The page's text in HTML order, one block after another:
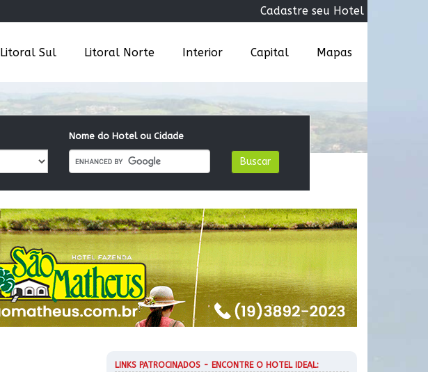
Cadastre seu Hotel
Mapas
Capital
Interior
Litoral Norte
Litoral Sul
Nome do Hotel ou Cidade
LINKS PATROCINADOS - ENCONTRE O HOTEL IDEAL: